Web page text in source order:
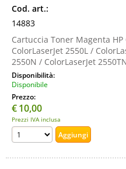
Cod. art.:
14883
Cartuccia Toner Magenta
ColorLaserJet 2550L /
2550N / ColorLaserJet
Disponibilità:
Disponibile
Prezzo:
€10,00
Prezzi IVA inclusa